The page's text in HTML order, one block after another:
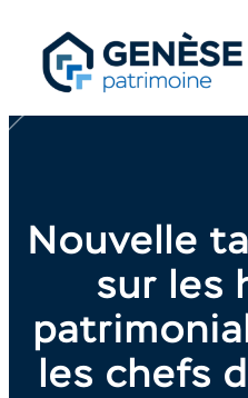
Nouvelle
sur les
les chefs